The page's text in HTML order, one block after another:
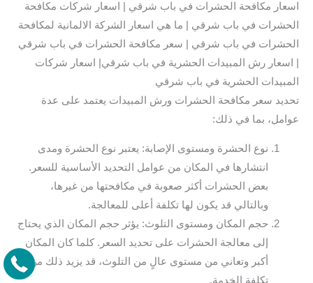
اسعار مكافحة الحشرات في باب شرقي | اسعار شركات مكافحة
الحشرات في باب شرقي | ما هي اسعار الشركة الالمانية لمكافحة
الحشرات في باب شرقي | سعر مكافحة الحشرات في باب شرقي
| اسعار رش المبيدات الحشرية في باب شرقي| اسعار شركات
المبيدات الحشرية في باب شرقي
تحديد سعر مكافحة الحشرات ورش المبيدات يعتمد على عدة
عوامل، بما في ذلك:
نوع الحشرة ومستوى الإصابة: يعتبر نوع الحشرة ومدى
انتشارها في المكان من عوامل التحديد الأساسية للسعر.
بعض الحشرات أكثر صعوبة في مكافحتها من غيرها،
وبالتالي قد يكون لها تكلفة أعلى للمعالجة.
حجم المكان ومستوى التلوث: يؤثر حجم المكان الذي يحتاج
إلى معالجة الحشرات على تحديد السعر. كلما كان المكان
أكبر وتعاني من مستوى عالٍ من التلوث، قد يزيد ذلك من
تكلفة الخدمة.